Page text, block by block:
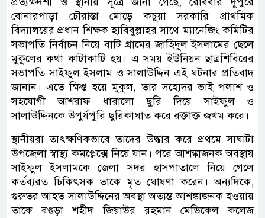
বোনারপাড়া চৌরাস্তা মোড়ে কচুয়া সরকারি প্রাথমিক
বিদ্যালয়ের প্রধান শিক্ষক হাবিবুল্লাহর সাথে ম্যানেজিং কমিটির
সভাপতি নির্বাচন নিয়ে বাটি গ্রামের জাহিদুল ইসলামের ছেলে
মুকুলের কথা কাটাকাটি হয়। এ সময় ইউনিয়ন ছাত্রশিবিরের
সভাপতি সাইফুল ইসলাম ও সালাউদ্দিন এই ঘটনার প্রতিবাদ
জানান। এতে ক্ষিপ্ত হয়ে মুকুল, তার সহোদর ভাই পলাশ ও
সহযোগী আশরাফ ধারালো ছুরি দিয়ে সাইফুল ও
সালাউদ্দিনকে উপুর্যপুরি ছুরিকাঘাত করে রক্তাক্ত জখম করে।
স্থানীয়রা তাৎক্ষণিকভাবে তাদের উদ্ধার করে প্রথমে সাঘাটা
উপজেলা স্বাস্থ্য কমপ্লেক্সে নিয়ে যান। পরে আশঙ্কাজনক অবস্থায়
সাইফুল ইসলামকে জেলা সদর হাসপাতালে নিয়ে গেলে
কর্তব্যরত চিকিৎসক তাকে মৃত ঘোষণা করেন। অন্যদিকে,
গুরুতর আহত সালাউদ্দিনের অবস্থা অত্যন্ত আশঙ্কাজনক হওয়ায়
তাকে বগুড়া শহীদ জিয়াউর রহমান মেডিকেল কলেজ